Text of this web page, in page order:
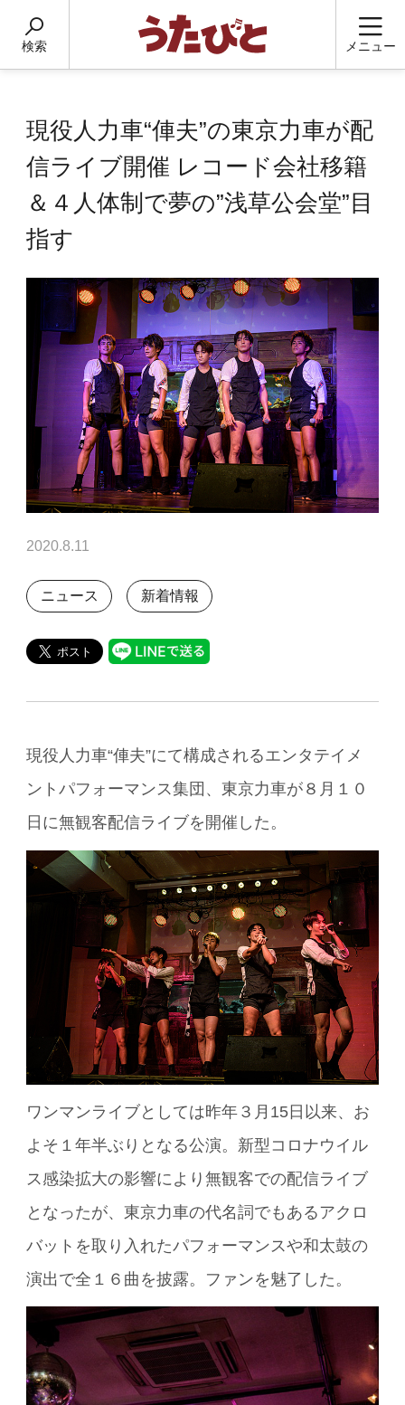
検索 メニュー
現役人力車“俥夫”の東京力車が配
信ライブ開催 レコード会社移籍
＆４人体制で夢の”浅草公会堂”目
指す
2020.8.11
ニュース 新着情報
現役人力車“俥夫”にて構成されるエンタテイメ
ントパフォーマンス集団、東京力車が８月１０
日に無観客配信ライブを開催した。
ワンマンライブとしては昨年３月15日以来、お
よそ１年半ぶりとなる公演。新型コロナウイル
ス感染拡大の影響により無観客での配信ライブ
となったが、東京力車の代名詞でもあるアクロ
バットを取り入れたパフォーマンスや和太鼓の
演出で全１６曲を披露。ファンを魅了した。